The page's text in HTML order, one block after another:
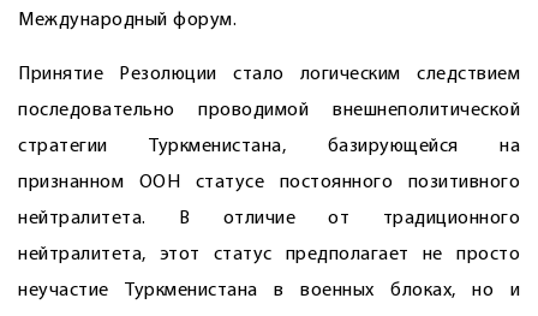
Международный форум.
Принятие Резолюции стало логическим следствием
последовательно проводимой внешнеполитической
стратегии Туркменистана, базирующейся на
признанном ООН статусе постоянного позитивного
нейтралитета. В отличие от традиционного
нейтралитета, этот статус предполагает не просто
неучастие Туркменистана в военных блоках, но и